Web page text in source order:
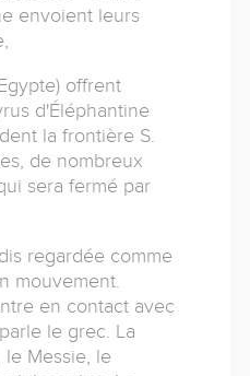
envoient leurs
offrent
d'Éléphantine
la frontière S.
de nombreux
sera fermé par
regardée comme
mouvement.
en contact avec
le grec. La
Messie, le